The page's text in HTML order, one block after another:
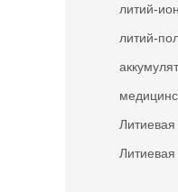
литий-
литий-